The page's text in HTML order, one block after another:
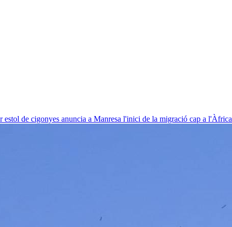
estol de cigonyes anuncia a Manresa l'inici de la migració cap a l'Àfrica